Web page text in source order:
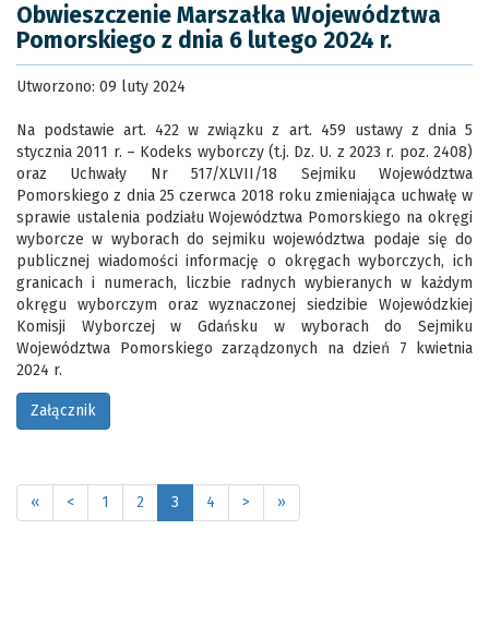
Obwieszczenie Marszałka Województwa
Pomorskiego z dnia 6 lutego 2024 r.
Utworzono: 09 luty 2024
Na podstawie art. 422 w związku z art. 459 ustawy z dnia 5
stycznia 2011 r. – Kodeks wyborczy (t.j. Dz. U. z 2023 r. poz. 2408)
oraz Uchwały Nr 517/XLVII/18 Sejmiku Województwa
Pomorskiego z dnia 25 czerwca 2018 roku zmieniająca uchwałę w
sprawie ustalenia podziału Województwa Pomorskiego na okręgi
wyborcze w wyborach do sejmiku województwa podaje się do
publicznej wiadomości informację o okręgach wyborczych, ich
granicach i numerach, liczbie radnych wybieranych w każdym
okręgu wyborczym oraz wyznaczonej siedzibie Wojewódzkiej
Komisji Wyborczej w Gdańsku w wyborach do Sejmiku
Województwa Pomorskiego zarządzonych na dzień 7 kwietnia
2024 r.
Załącznik
« < 1 2 3 4 > »